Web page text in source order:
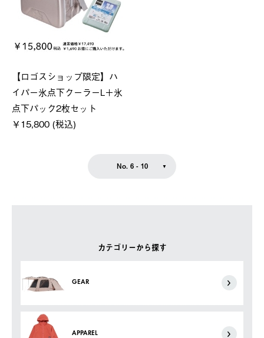
カテゴリーから探す
GEAR
APPAREL
【ロゴスショップ限定】ハ
イパー氷点下クーラーL＋氷
点下パック2枚セット
￥15,800 (税込)
No. 6 - 10